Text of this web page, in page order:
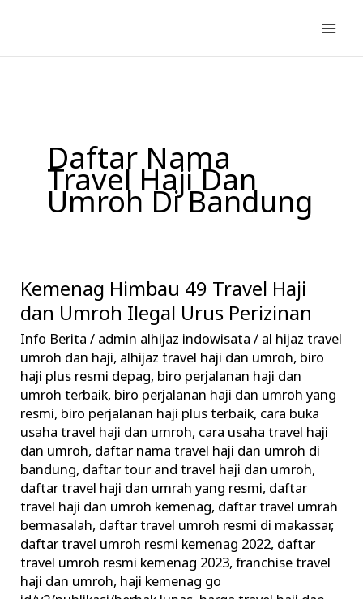
konten
Daftar Nama
Travel Haji Dan
Umroh Di Bandung
Kemenag Himbau 49 Travel Haji
dan Umroh Ilegal Urus Perizinan
Info Berita / admin alhijaz indowisata/ al hijaz travel
umroh dan haji, alhijaz travel haji dan umroh, biro
haji plus resmi depag, biro perjalanan haji dan
umroh terbaik, biro perjalanan haji dan umroh yang
resmi, biro perjalanan haji plus terbaik, cara buka
usaha travel haji dan umroh, cara usaha travel haji
dan umroh, daftar nama travel haji dan umroh di
bandung, daftar tour and travel haji dan umroh,
daftar travel haji dan umrah yang resmi, daftar
travel haji dan umroh kemenag, daftar travel umrah
bermasalah, daftar travel umroh resmi di makassar,
daftar travel umroh resmi kemenag 2022, daftar
travel umroh resmi kemenag 2023,franchise travel
haji dan umroh, haji kemenag go
Kemenag
Himbau
49
Travel
Haji
dan
Umroh
Ilegal
Urus
Perizinan